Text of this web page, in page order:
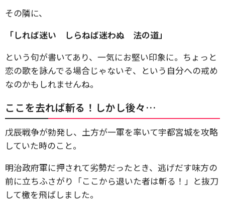
その隣に、
「しれば迷い しらねば迷わぬ 法の道」
という句が書いてあり、一気にお堅い印象に。ちょっと
恋の歌を詠んでる場合じゃないぞ、という自分への戒め
なのかもしれませんね。
ここを去れば斬る！しかし後々…
戊辰戦争が勃発し、土方が一軍を率いて宇都宮城を攻略
していた時のこと。
明治政府軍に押されて劣勢だったとき、逃げだす味方の
前に立ちふさがり「ここから退いた者は斬る！」と抜刀
して檄を飛ばしました。